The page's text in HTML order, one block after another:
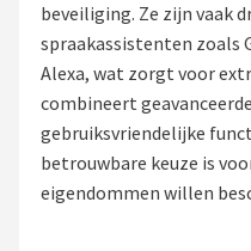
Eufy
Home-Locking
Reolink
EZVIZ
beveiliging. Ze zijn vaak
spraakassistenten zoals
Alexa, wat zorgt voor
combineert
gebruiksvriendelijke
betrouwbare keuze is
eigendommen willen